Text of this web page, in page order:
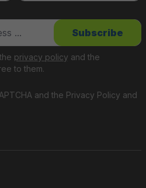
and the Privacy Policy and
privacy policy and the
to them.
Subscribe